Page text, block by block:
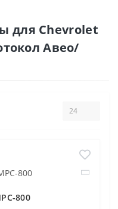
для Chevrolet
Авео/
800